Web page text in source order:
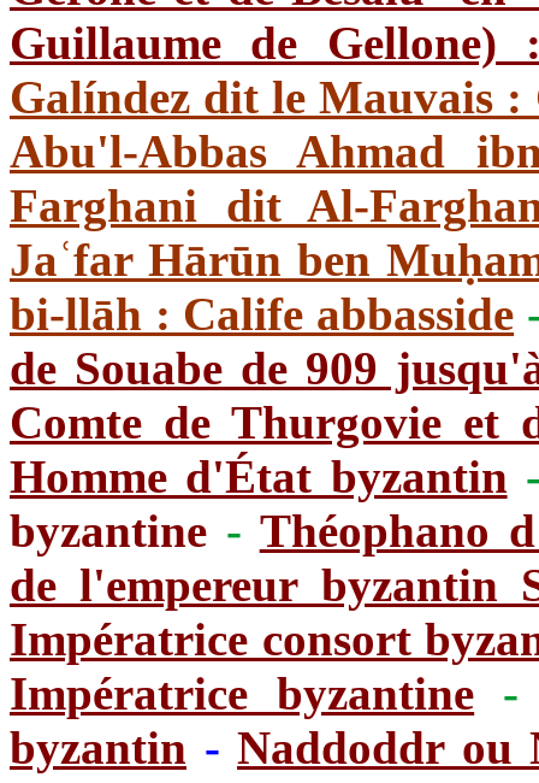
Guillaume de Gellone)
Galíndez dit le Mauvais :
Abu'l-Abbas Ahmad
Farghani dit Al-
Jaʿfar Hārūn ben
bi-llāh : Calife abbasside
de Souabe de 909
Comte de Thurgovie et
Homme d'État byzantin
byzantine - Théophano
de l'empereur byzantin
Impératrice consort
Impératrice byzantine
byzantin - Naddoddr ou